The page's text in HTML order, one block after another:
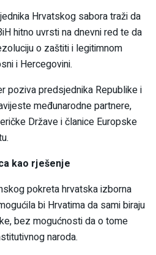
Hrvatskog sabora traži da
hitno uvrsti na dnevni red te da
o zaštiti i legitimnom
i Hercegovini.
poziva predsjednika Republike i
međunarodne partnere,
Države i članice Europske
kao rješenje
pokreta hrvatska izborna
bi Hrvatima da sami biraju
bez mogućnosti da o tome
naroda.